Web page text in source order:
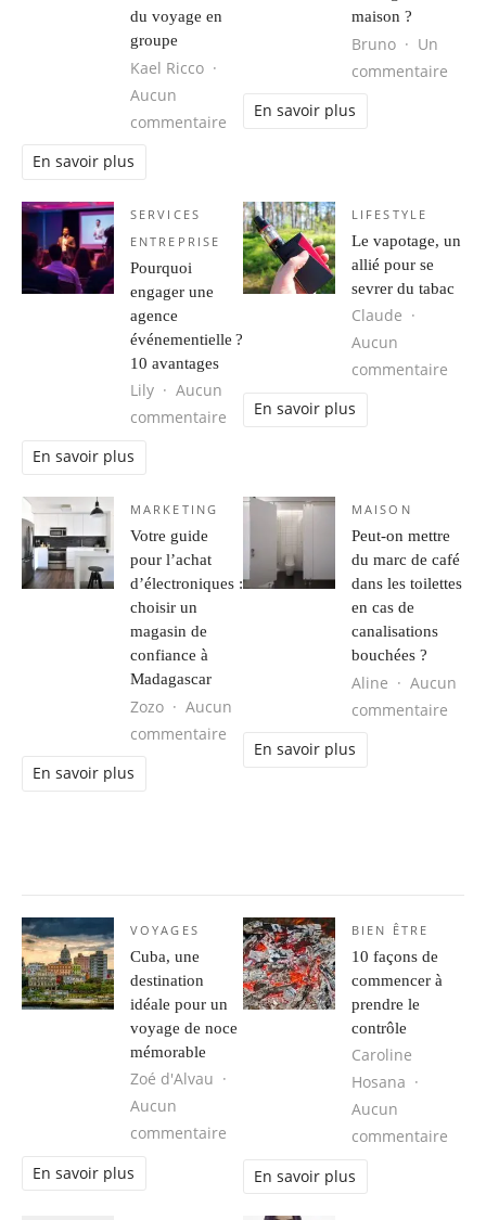
du voyage en
groupe
Kael Ricco
Aucun
commentaire sur Découvrir le monde ensemble
En savoir plus
maison ?
Bruno
Un
commentaire
En savoir plus
SERVICES
ENTREPRISE
Pourquoi
engager une
agence
événementielle ?
10 avantages
Lily
Aucun
commentaire sur Pourquoi engager une agence
En savoir plus
LIFESTYLE
Le vapotage, un
allié pour se
sevrer du tabac
Claude
Aucun
commentaire
En savoir plus
MARKETING
Votre guide
pour l’achat
d’électroniques :
choisir un
magasin de
confiance à
Madagascar
Zozo
Aucun
commentaire
En savoir plus
MAISON
Peut-on mettre
du marc de café
dans les toilettes
en cas de
canalisations
bouchées ?
Aline
Aucun
commentaire
En savoir plus
VOYAGES
Cuba, une
destination
idéale pour un
voyage de noce
mémorable
Zoé d'Alvau
Aucun
commentaire sur Cuba, une destination idéale
En savoir plus
BIEN ÊTRE
10 façons de
commencer à
prendre le
contrôle
Caroline
Hosana
Aucun
commentaire
En savoir plus